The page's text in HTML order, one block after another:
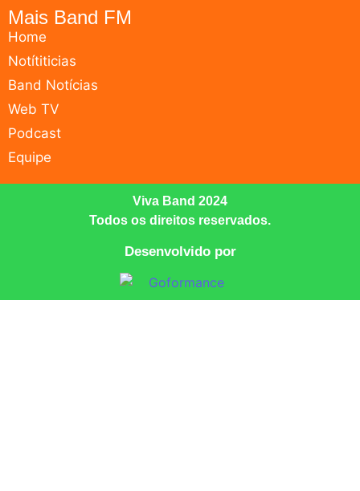
Mais Band FM
Home
Notítiticias
Band Notícias
Web TV
Podcast
Equipe
Viva Band 2024
Todos os direitos reservados.
Desenvolvido por